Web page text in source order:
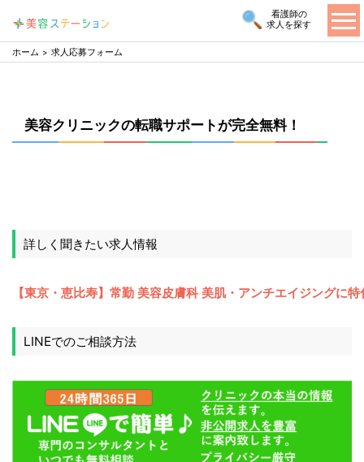
看護師の
求人を探す
ホーム 求人応募フォーム
美容クリニックの転職サポートが完全無料！
詳しく聞きたい求人情報
LINEでのご相談方法